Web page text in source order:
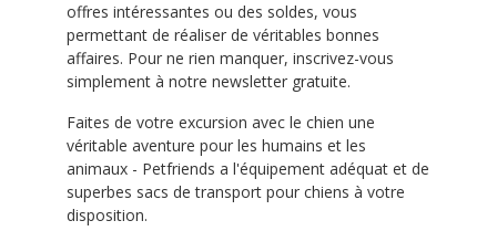
offres intéressantes ou des soldes, vous
permettant de réaliser de véritables bonnes
affaires. Pour ne rien manquer, inscrivez-vous
simplement à notre newsletter gratuite.
Faites de votre excursion avec le chien une
véritable aventure pour les humains et les
animaux - Petfriends a l'équipement adéquat et de
superbes sacs de transport pour chiens à votre
disposition.